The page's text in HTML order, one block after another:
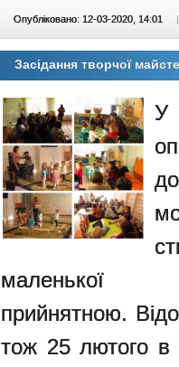
Опубліковано: 12-03-2020, 14:01 |
Засідання творчої
У
прийнятною.
тож 25 лютого в